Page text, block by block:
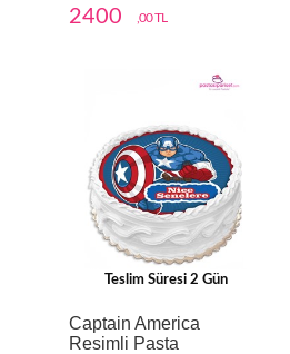
2400 ,00 TL
Teslim Süresi 2 Gün
Captain America
Resimli Pasta